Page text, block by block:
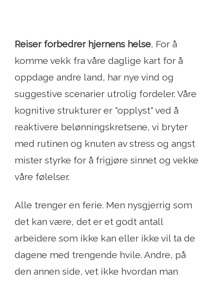
Reiser forbedrer hjernens helse, For å
komme vekk fra våre daglige kart for å
oppdage andre land, har nye vind og
suggestive scenarier utrolig fordeler. Våre
kognitive strukturer er "opplyst" ved å
reaktivere belønningskretsene, vi bryter
med rutinen og knuten av stress og angst
mister styrke for å frigjøre sinnet og vekke
våre følelser.
Alle trenger en ferie. Men nysgjerrig som
det kan være, det er et godt antall
arbeidere som ikke kan eller ikke vil ta de
dagene med trengende hvile. Andre, på
den annen side, vet ikke hvordan man